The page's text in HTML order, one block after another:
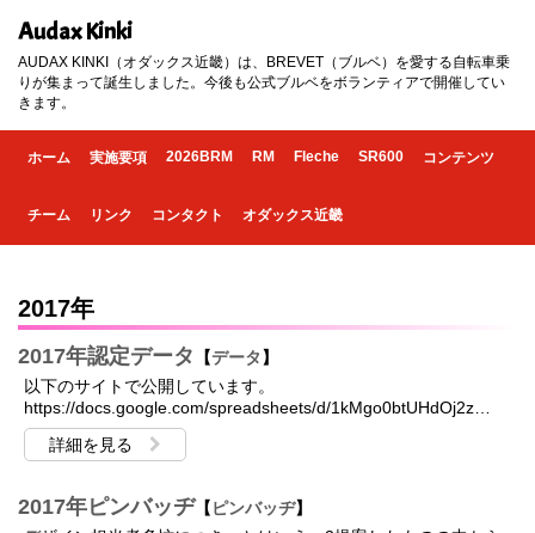
Audax Kinki
AUDAX KINKI（オダックス近畿）は、BREVET（ブルベ）を愛する自転車乗
りが集まって誕生しました。今後も公式ブルベをボランティアで開催してい
きます。
ホーム 実施要項 2026BRM RM Fleche SR600 コンテンツ
チーム リンク コンタクト オダックス近畿
2017年
2017年認定データ 【データ 】
以下のサイトで公開しています。
https://docs.google.com/spreadsheets/d/1kMgo0btUHdOj2z…
詳細を見る
2017年ピンバッヂ【ピンバッヂ】